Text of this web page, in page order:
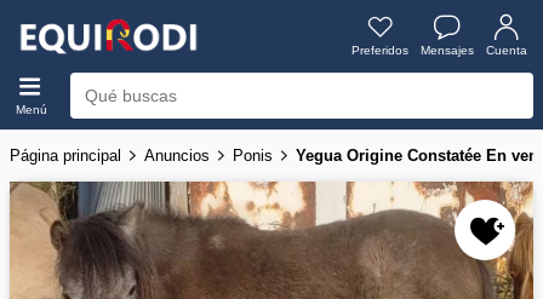
Preferidos Mensajes Cuenta
Menú
Página principal Anuncios Ponis Yegua Origine Constatée En